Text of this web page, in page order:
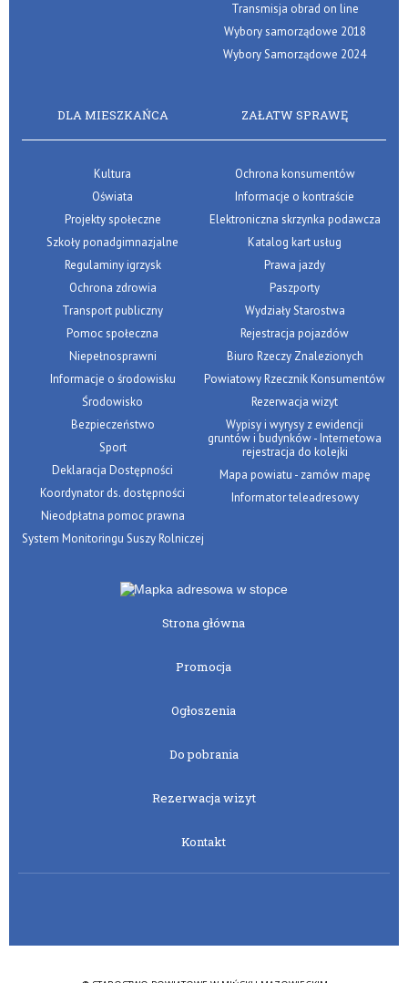
Transmisja obrad on line
Wybory samorządowe 2018
Wybory Samorządowe 2024
DLA MIESZKAŃCA
Kultura
Oświata
Projekty społeczne
Szkoły ponadgimnazjalne
Regulaminy igrzysk
Ochrona zdrowia
Transport publiczny
Pomoc społeczna
Niepełnosprawni
Informacje o środowisku
Środowisko
Bezpieczeństwo
Sport
Deklaracja Dostępności
Koordynator ds. dostępności
Nieodpłatna pomoc prawna
System Monitoringu Suszy Rolniczej
ZAŁATW SPRAWĘ
Ochrona konsumentów
Informacje o kontraście
Elektroniczna skrzynka podawcza
Katalog kart usług
Prawa jazdy
Paszporty
Wydziały Starostwa
Rejestracja pojazdów
Biuro Rzeczy Znalezionych
Powiatowy Rzecznik Konsumentów
Rezerwacja wizyt
Wypisy i wyrysy z ewidencji
gruntów i budynków - Internetowa
rejestracja do kolejki
Mapa powiatu - zamów mapę
Informator teleadresowy
Strona główna
Promocja
Ogłoszenia
Do pobrania
Rezerwacja wizyt
Kontakt